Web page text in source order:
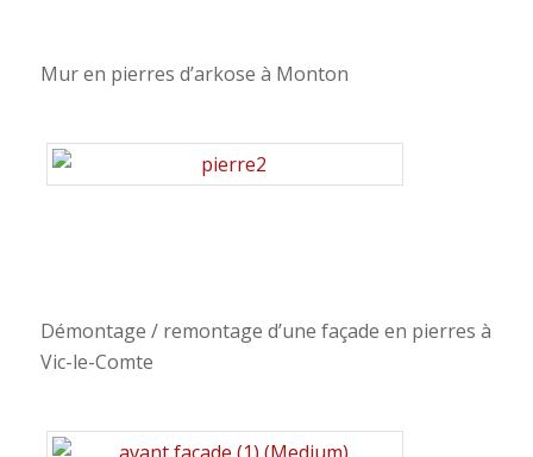
Mur en pierres d’arkose à Monton
Démontage / remontage d’une façade en pierres à
Vic-le-Comte